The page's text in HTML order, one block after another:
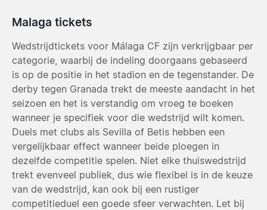
Malaga tickets
Wedstrijdtickets voor Málaga CF zijn verkrijgbaar per
categorie, waarbij de indeling doorgaans gebaseerd
is op de positie in het stadion en de tegenstander. De
derby tegen Granada trekt de meeste aandacht in het
seizoen en het is verstandig om vroeg te boeken
wanneer je specifiek voor die wedstrijd wilt komen.
Duels met clubs als Sevilla of Betis hebben een
vergelijkbaar effect wanneer beide ploegen in
dezelfde competitie spelen. Niet elke thuiswedstrijd
trekt evenveel publiek, dus wie flexibel is in de keuze
van de wedstrijd, kan ook bij een rustiger
competitieduel een goede sfeer verwachten. Let bij